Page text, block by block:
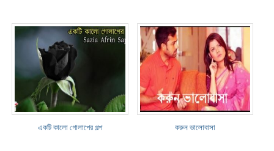
একটি কালো গোলাপের গল্প করুন ভালোবাসা